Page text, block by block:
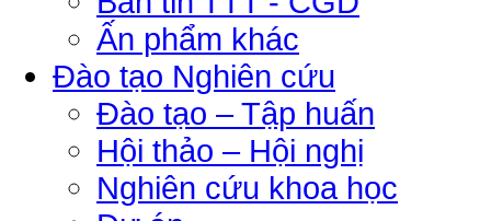
Ấn phẩm khác
Đào tạo Nghiên cứu
Đào tạo – Tập huấn
Hội thảo – Hội nghị
Nghiên cứu khoa học